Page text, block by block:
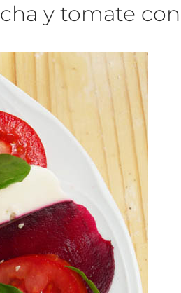
y tomate